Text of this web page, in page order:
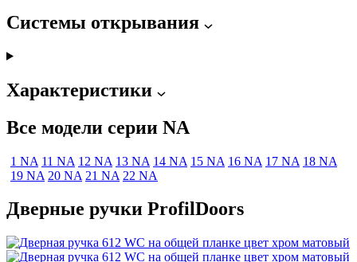
Системы открывания
Характеристики
Все модели серии NA
1 NA 11 NA 12 NA 13 NA 14 NA 15 NA 16 NA 17 NA 18 NA
19 NA 20 NA 21 NA 22 NA
Дверные ручки ProfilDoors